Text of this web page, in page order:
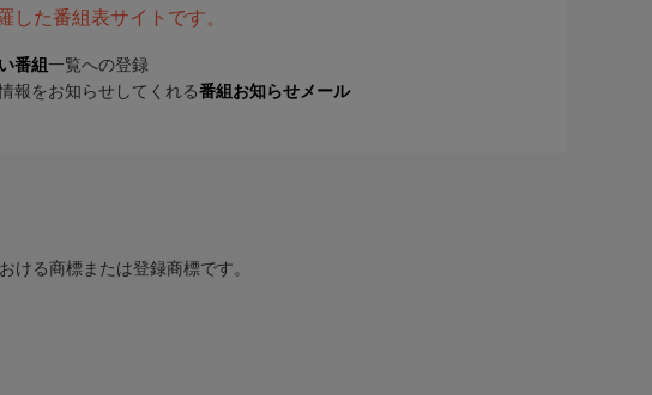
した番組表サイトです。
番組 一覧への登録
報をお知らせしてくれる番組お知らせメール
ける商標または登録商標です。